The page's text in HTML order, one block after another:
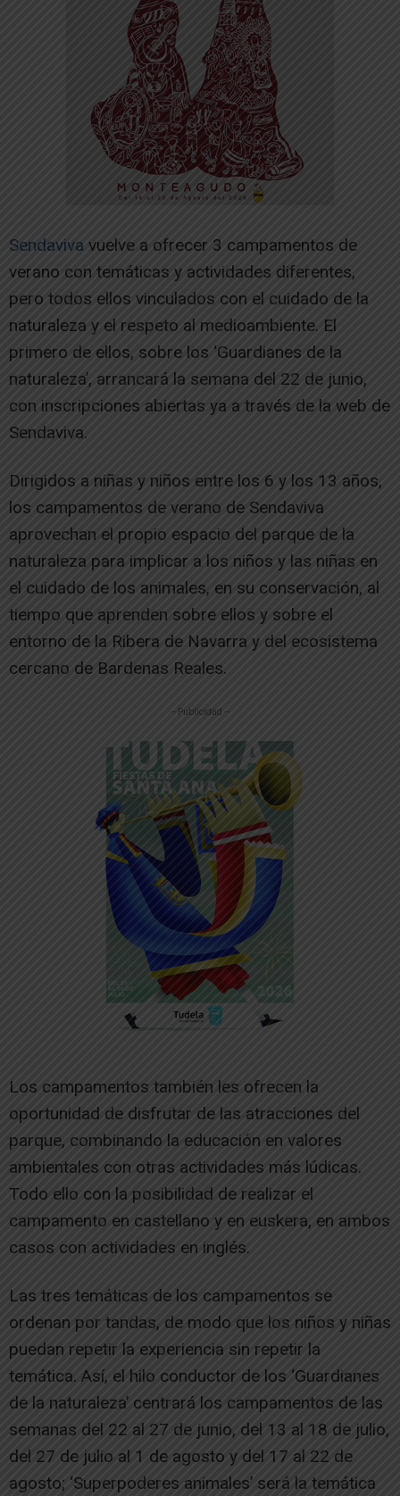
Sendaviva vuelve a ofrecer 3 campamentos de
verano con temáticas y actividades diferentes,
pero todos ellos vinculados con el cuidado de la
naturaleza y el respeto al medioambiente. El
primero de ellos, sobre los ‘Guardianes de la
naturaleza’, arrancará la semana del 22 de junio,
con inscripciones abiertas ya a través de la web de
Sendaviva.
Dirigidos a niñas y niños entre los 6 y los 13 años,
los campamentos de verano de Sendaviva
aprovechan el propio espacio del parque de la
naturaleza para implicar a los niños y las niñas en
el cuidado de los animales, en su conservación, al
tiempo que aprenden sobre ellos y sobre el
entorno de la Ribera de Navarra y del ecosistema
cercano de Bardenas Reales.
-- Publicidad --
Los campamentos también les ofrecen la
oportunidad de disfrutar de las atracciones del
parque, combinando la educación en valores
ambientales con otras actividades más lúdicas.
Todo ello con la posibilidad de realizar el
campamento en castellano y en euskera, en ambos
casos con actividades en inglés.
Las tres temáticas de los campamentos se
ordenan por tandas, de modo que los niños y niñas
puedan repetir la experiencia sin repetir la
temática. Así, el hilo conductor de los ‘Guardianes
de la naturaleza’ centrará los campamentos de las
semanas del 22 al 27 de junio, del 13 al 18 de julio,
del 27 de julio al 1 de agosto y del 17 al 22 de
agosto; ‘Superpoderes animales’ será la temática